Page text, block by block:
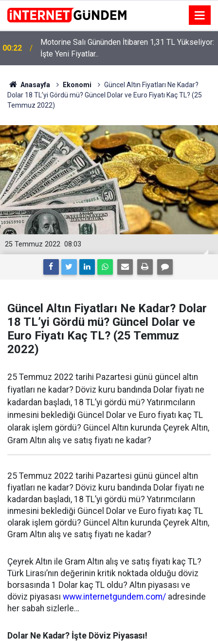
00:22
Motorine Salı Gününden İtibaren 1,31 TL Yükseliyor:
İşte Yeni Fiyatlar..
15:58
Neşet Ertaş’a “Bozkırın Tezenesi” Lakabını Kim
Verdi? Beyaz’la Joker Sorusunun Cevabı Merak
Anasayfa Ekonomi
Güncel Altın Fiyatları Ne Kadar?
Dolar 18 TL’yi Gördü mü? Güncel Dolar ve Euro Fiyatı Kaç TL? (25
Temmuz 2022)
08:03
25 Temmuz 2022
Güncel Altın Fiyatları Ne Kadar? Dolar
18 TL’yi Gördü mü? Güncel Dolar ve
Euro Fiyatı Kaç TL? (25 Temmuz
2022)
25 Temmuz 2022 tarihi Pazartesi günü güncel altın
fiyatları ne kadar? Döviz kuru bandında Dolar fiyatı ne
kadardan başladı, 18 TL’yi gördü mü? Yatırımcıların
inmesini beklediği Güncel Dolar ve Euro fiyatı kaç TL
olarak işlem gördü? Güncel Altın kurunda Çeyrek Altın,
Gram Altın alış ve satış fiyatı ne kadar?
25 Temmuz 2022 tarihi Pazartesi günü güncel altın
fiyatları ne kadar? Döviz kuru bandında Dolar fiyatı ne
kadardan başladı, 18 TL’yi gördü mü? Yatırımcıların
inmesini beklediği Güncel Dolar ve Euro fiyatı kaç TL
olarak işlem gördü? Güncel Altın kurunda Çeyrek Altın,
Gram Altın alış ve satış fiyatı ne kadar?
Çeyrek Altın ile Gram Altın alış ve satış fiyatı kaç TL?
Türk Lirası’nın değerinin kritik noktada olduğu döviz
borsasında 1 Dolar kaç TL oldu? Altın piyasası ve
döviz piyasası www.internetgundem.com/ adresinde
her sabah sizlerle…
Dolar Ne Kadar? İşte Döviz Piyasası!